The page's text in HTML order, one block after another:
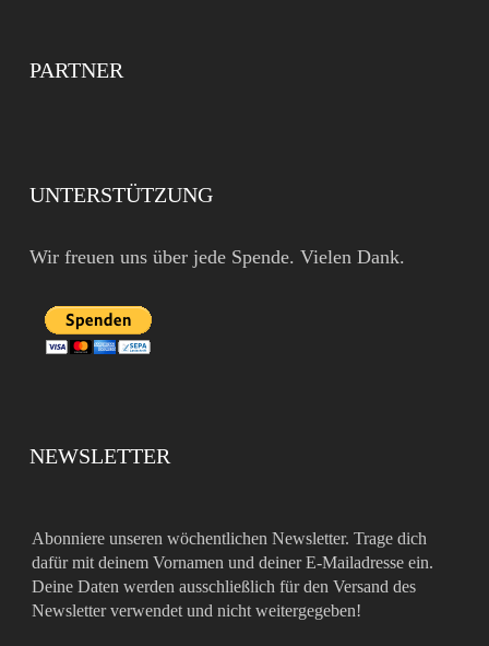
PARTNER
UNTERSTÜTZUNG
Wir freuen uns über jede Spende. Vielen Dank.
NEWSLETTER
Abonniere unseren wöchentlichen Newsletter. Trage dich
dafür mit deinem Vornamen und deiner E-Mailadresse ein.
Deine Daten werden ausschließlich für den Versand des
Newsletter verwendet und nicht weitergegeben!